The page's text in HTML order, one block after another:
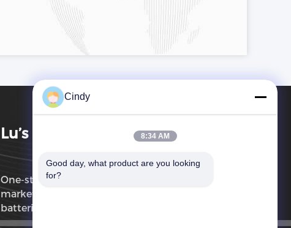
Lu’s Technology Co., Limited
One-stop dienst van R&D, productie, en
marketing van allerlei batterijen en
batterijpakken.
Cindy
8:34 AM
Good day, what product are you looking
for?